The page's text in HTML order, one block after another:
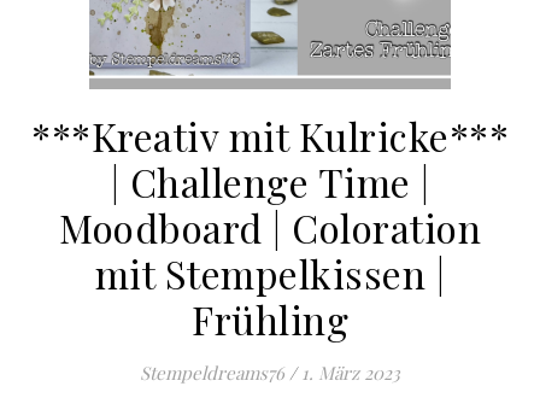
***Kreativ mit Kulricke***
| Challenge Time |
Moodboard | Coloration
mit Stempelkissen |
Frühling
Stempeldreams76 / 1. März 2023